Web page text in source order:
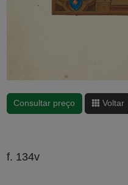
Consultar preço Voltar
f. 134v